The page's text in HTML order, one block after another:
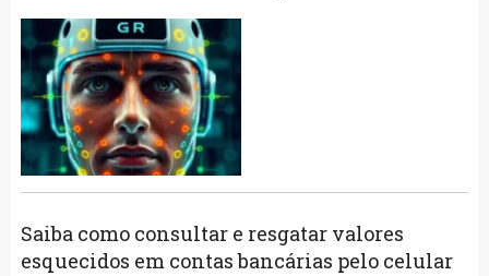
Saiba como consultar e resgatar valores
esquecidos em contas bancárias pelo celular